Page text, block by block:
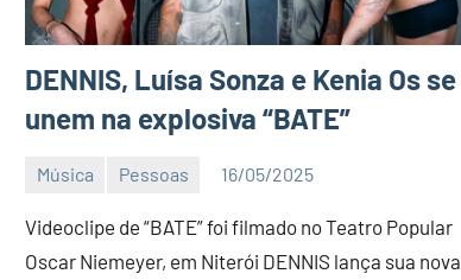
DENNIS, Luísa Sonza e Kenia Os se
unem na explosiva “BATE”
Música Pessoas 16/05/2025
DN
Videoclipe de “BATE” foi filmado no Teatro Popular
Oscar Niemeyer, em Niterói DENNIS lança sua nova